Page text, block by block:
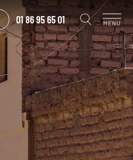
01 86 95 65 01 MENU